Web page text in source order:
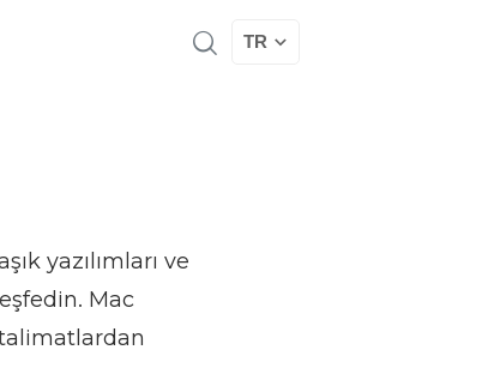
TR
yazılımları ve
Mac